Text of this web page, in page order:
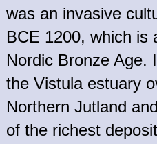
was an invasive
BCE 1200, which is
Nordic Bronze Age.
the Vistula estuary
Northern Jutland
of the richest